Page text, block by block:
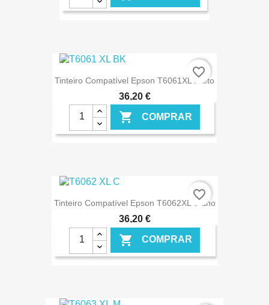
€ ONLINE
Tinteiro Compatível Epson T6061XL Preto
36,20 €
 COMPRAR
€ ONLINE
favorite_border
Tinteiro Compatível Epson T6062XL Ciano
36,20 €
 COMPRAR
favorite_border